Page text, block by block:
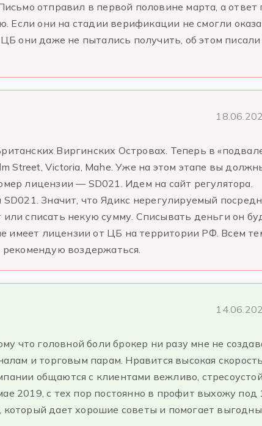
отправил в первой половине марта, а
Если они на стадии верификации не смогли
они даже не пытались получить, об этом
Виргинских Островах. Теперь в
Street, Victoria, Mahe. Уже на этом этапе вы
лицензии — SD021. Идем на сайт регулятора.
Значит, что Ядикс нерегулируемый
списать некую сумму. Списывать деньги он
имеет лицензии от ЦБ на территории РФ. Всем
воздержаться.
что головной боли брокер ни разу мне не
и торговым парам. Нравится высокая
общаются с клиентами вежливо,
2019, с тех пор постоянно в профит выхожу под
дает хорошие советы и помогает